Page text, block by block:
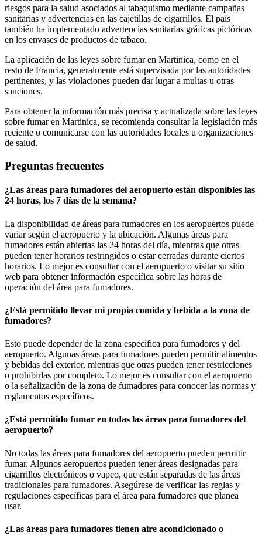
riesgos para la salud asociados al tabaquismo mediante campañas
sanitarias y advertencias en las cajetillas de cigarrillos. El país
también ha implementado advertencias sanitarias gráficas pictóricas
en los envases de productos de tabaco.
La aplicación de las leyes sobre fumar en Martinica, como en el
resto de Francia, generalmente está supervisada por las autoridades
pertinentes, y las violaciones pueden dar lugar a multas u otras
sanciones.
Para obtener la información más precisa y actualizada sobre las leyes
sobre fumar en Martinica, se recomienda consultar la legislación más
reciente o comunicarse con las autoridades locales u organizaciones
de salud.
Preguntas frecuentes
¿Las áreas para fumadores del aeropuerto están disponibles las
24 horas, los 7 días de la semana?
La disponibilidad de áreas para fumadores en los aeropuertos puede
variar según el aeropuerto y la ubicación. Algunas áreas para
fumadores están abiertas las 24 horas del día, mientras que otras
pueden tener horarios restringidos o estar cerradas durante ciertos
horarios. Lo mejor es consultar con el aeropuerto o visitar su sitio
web para obtener información específica sobre las horas de
operación del área para fumadores.
¿Está permitido llevar mi propia comida y bebida a la zona de
fumadores?
Esto puede depender de la zona específica para fumadores y del
aeropuerto. Algunas áreas para fumadores pueden permitir alimentos
y bebidas del exterior, mientras que otras pueden tener restricciones
o prohibirlas por completo. Lo mejor es consultar con el aeropuerto
o la señalización de la zona de fumadores para conocer las normas y
reglamentos específicos.
¿Está permitido fumar en todas las áreas para fumadores del
aeropuerto?
No todas las áreas para fumadores del aeropuerto pueden permitir
fumar. Algunos aeropuertos pueden tener áreas designadas para
cigarrillos electrónicos o vapeo, que están separadas de las áreas
tradicionales para fumadores. Asegúrese de verificar las reglas y
regulaciones específicas para el área para fumadores que planea
usar.
¿Las áreas para fumadores tienen aire acondicionado o